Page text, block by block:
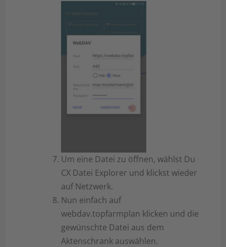
Um eine Datei zu öffnen, wählst Du
CX Datei Explorer und klickst wieder
auf Netzwerk.
Nun einfach auf
webdav.topfarmplan klicken und die
gewünschte Datei aus dem
Aktenschrank auswählen.